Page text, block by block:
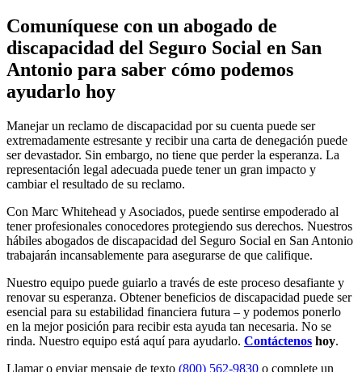
Comuníquese con un abogado de
discapacidad del Seguro Social en San
Antonio para saber cómo podemos
ayudarlo hoy
Manejar un reclamo de discapacidad por su cuenta puede ser
extremadamente estresante y recibir una carta de denegación puede
ser devastador. Sin embargo, no tiene que perder la esperanza. La
representación legal adecuada puede tener un gran impacto y
cambiar el resultado de su reclamo.
Con Marc Whitehead y Asociados, puede sentirse empoderado al
tener profesionales conocedores protegiendo sus derechos. Nuestros
hábiles abogados de discapacidad del Seguro Social en San Antonio
trabajarán incansablemente para asegurarse de que califique.
Nuestro equipo puede guiarlo a través de este proceso desafiante y
renovar su esperanza. Obtener beneficios de discapacidad puede ser
esencial para su estabilidad financiera futura – y podemos ponerlo
en la mejor posición para recibir esta ayuda tan necesaria. No se
rinda. Nuestro equipo está aquí para ayudarlo. Contáctenos hoy.
Llamar o enviar mensaje de texto (800) 562-9830 o complete un